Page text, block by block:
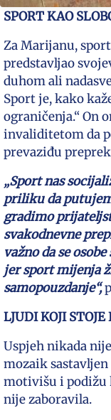
SPORT KAO
Za Marijanu,
predstavljao
duhom ali
Sport je, kako
ograničenja.“ On
invaliditetom da
prevaziđu
„Sport nas
priliku da
gradimo
svakodnevne
važno da se
jer sport mijenja
samopouzdanje“,
LJUDI KOJI
Uspjeh nikada
mozaik
motivišu i podižu
nije zaboravila.